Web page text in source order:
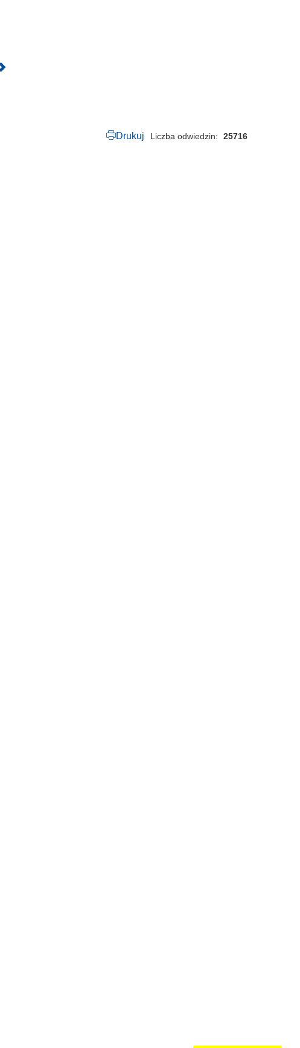
Drukuj Liczba odwiedzin 25716